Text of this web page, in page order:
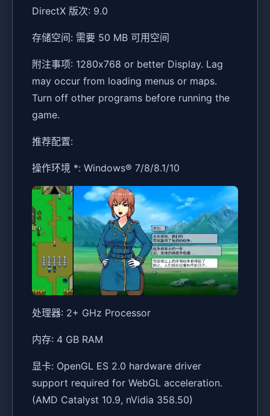
DirectX 版次: 9.0
存储空间: 需要 50 MB 可用空间
附注事项: 1280x768 or better Display. Lag
may occur from loading menus or maps.
Turn off other programs before running the
game.
推荐配置:
操作环境 *: Windows® 7/8/8.1/10
处理器: 2+ GHz Processor
内存: 4 GB RAM
显卡: OpenGL ES 2.0 hardware driver
support required for WebGL acceleration.
(AMD Catalyst 10.9, nVidia 358.50)